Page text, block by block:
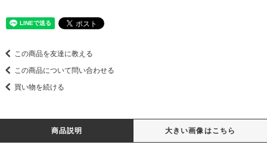
この商品を友達に教える
この商品について問い合わせる
買い物を続ける
商品説明 大きい画像はこちら